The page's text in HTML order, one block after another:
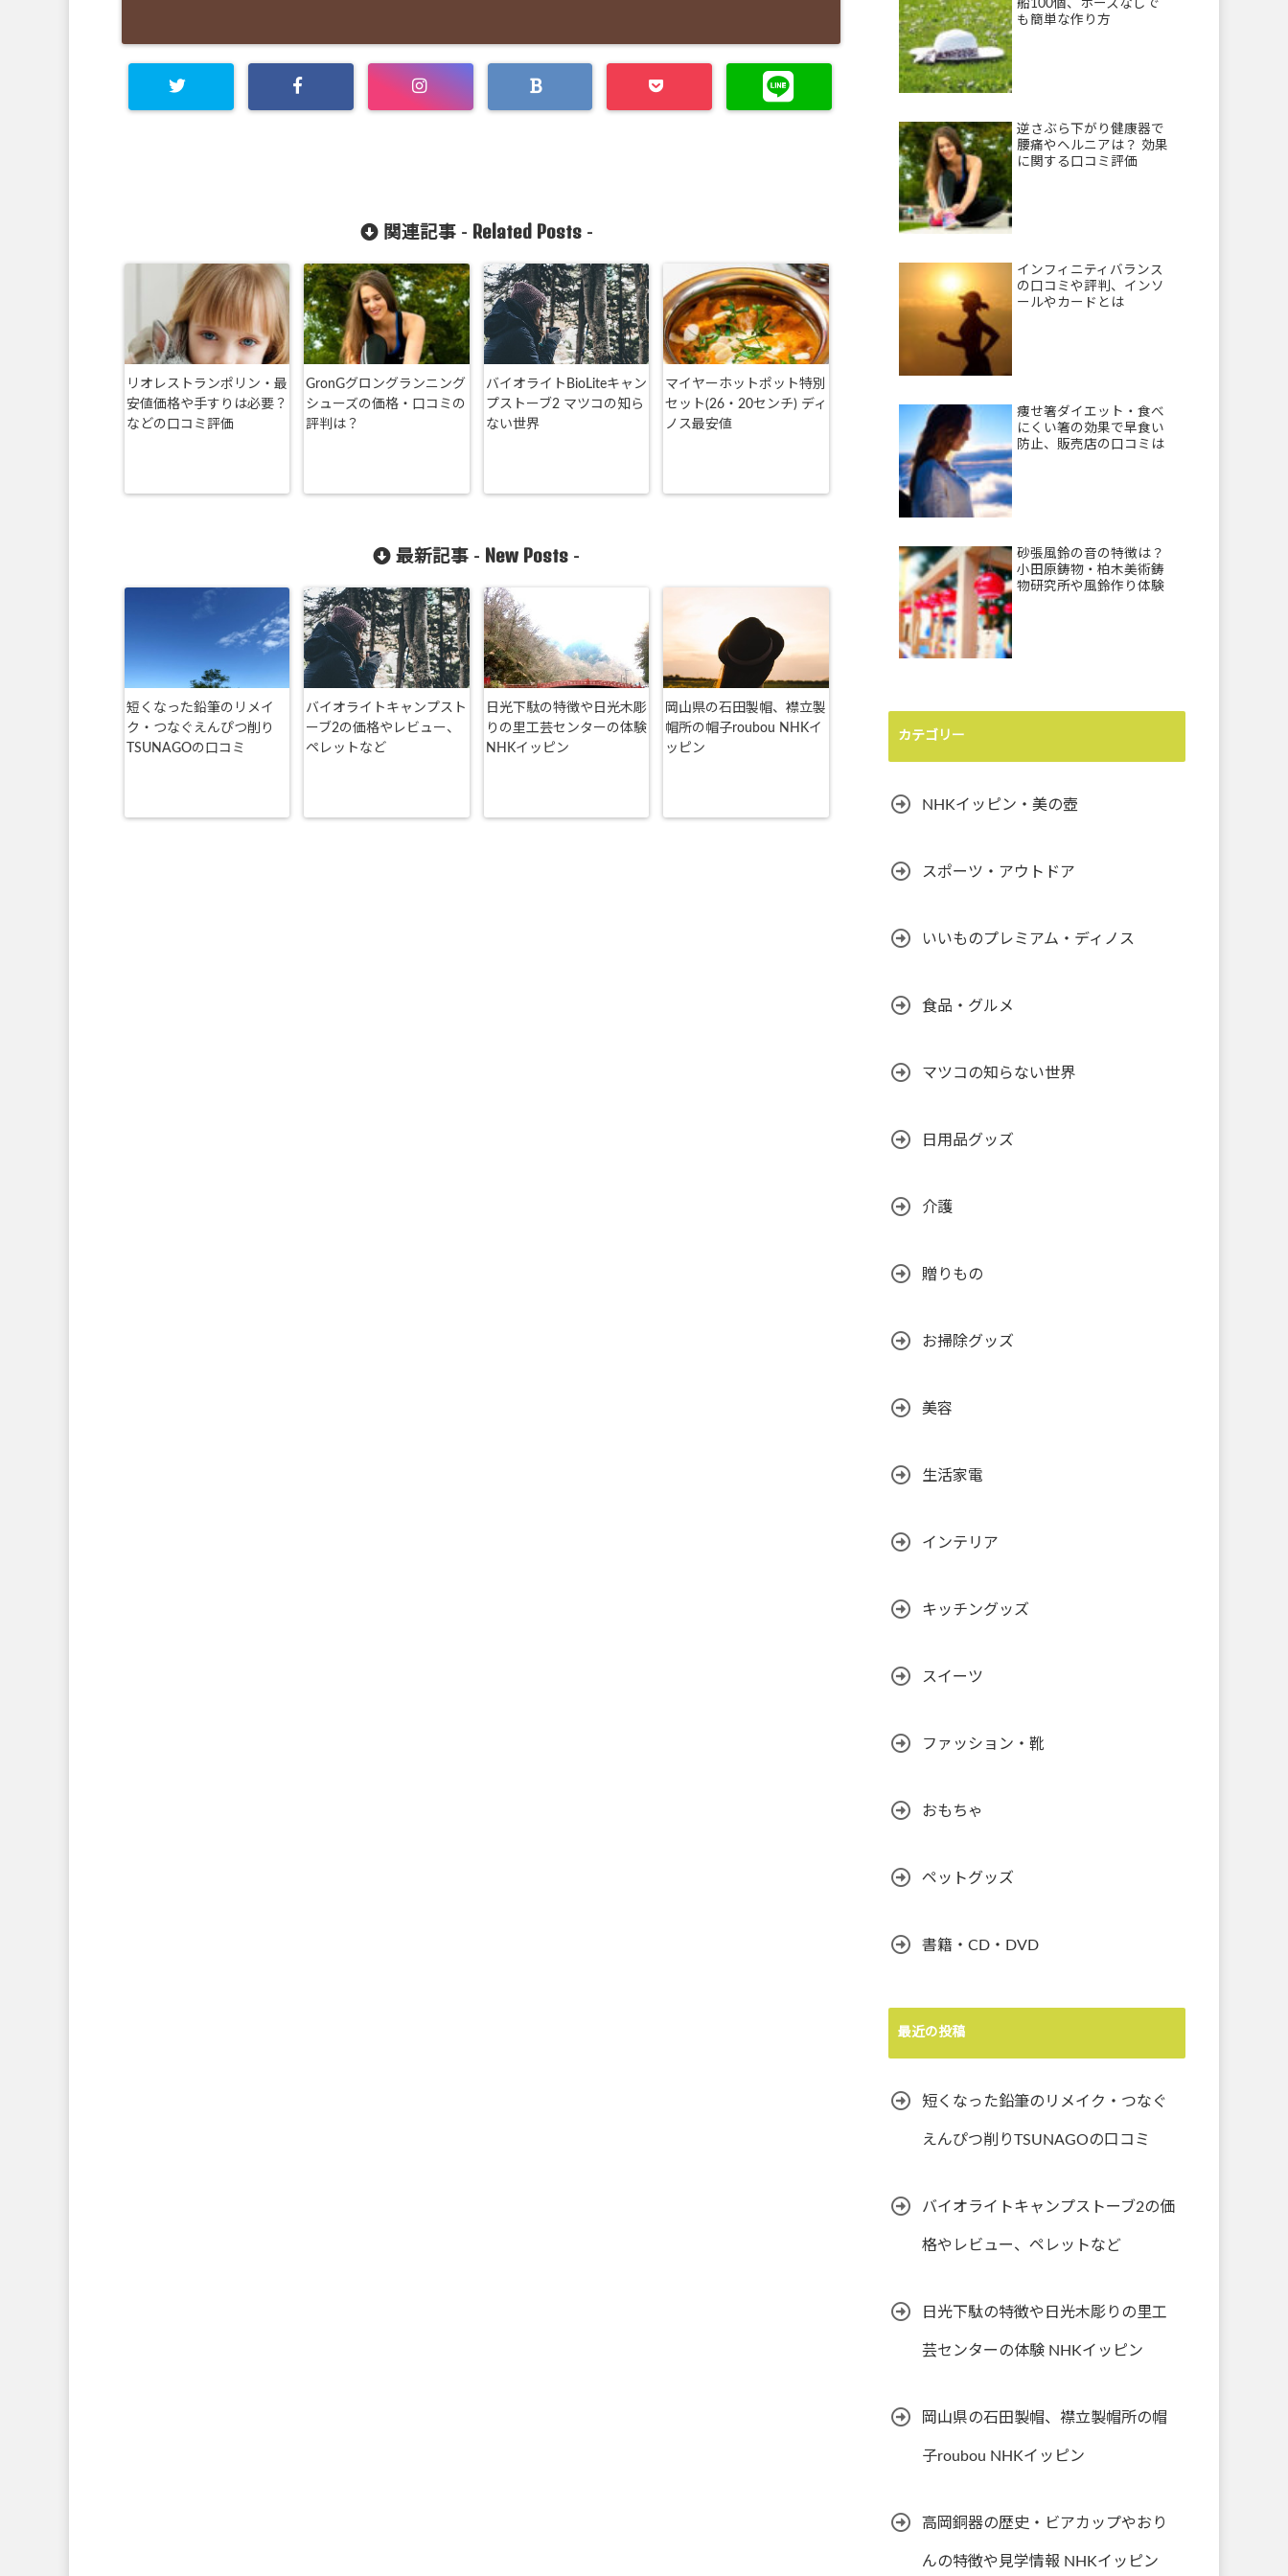
関連記事 - Related Posts-
リオレストランポリン・最
安値価格や手すりは必要？
などの口コミ評価
GronGグロングランニング
シューズの価格・口コミの
評判は？
バイオライトBioLiteキャン
プストーブ2 マツコの知ら
ない世界
マイヤーホットポット特別
セット(26・20センチ) ディ
ノス最安値
最新記事 - New Posts -
短くなった鉛筆のリメイ
ク・つなぐえんぴつ削り
TSUNAGOの口コミ
バイオライトキャンプスト
ーブ2の価格やレビュー、
ペレットなど
日光下駄の特徴や日光木彫
りの里工芸センターの体験
NHKイッピン
岡山県の石田製帽、襟立製
帽所の帽子roubou NHKイ
ッピン
船100個、ホースなしで
も簡単な作り方
逆さぶら下がり健康器で
腰痛やヘルニアは？ 効果
に関する口コミ評価
インフィニティバランス
の口コミや評判、インソ
ールやカードとは
痩せ箸ダイエット・食べ
にくい箸の効果で早食い
防止、販売店の口コミは
砂張風鈴の音の特徴は？
小田原鋳物・柏木美術鋳
物研究所や風鈴作り体験
カテゴリー
NHKイッピン・美の壺
スポーツ・アウトドア
いいものプレミアム・ディノス
食品・グルメ
マツコの知らない世界
日用品グッズ
介護
贈りもの
お掃除グッズ
美容
生活家電
インテリア
キッチングッズ
スイーツ
ファッション・靴
おもちゃ
ペットグッズ
書籍・CD・DVD
最近の投稿
短くなった鉛筆のリメイク・つなぐ
えんぴつ削りTSUNAGOの口コミ
バイオライトキャンプストーブ2の価
格やレビュー、ペレットなど
日光下駄の特徴や日光木彫りの里工
芸センターの体験 NHKイッピン
岡山県の石田製帽、襟立製帽所の帽
子roubou NHKイッピン
高岡銅器の歴史・ビアカップやおり
んの特徴や見学情報 NHKイッピン